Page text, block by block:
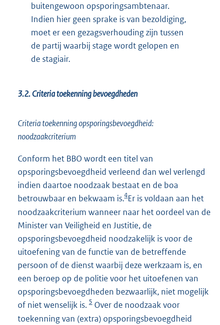
buitengewoon opsporingsambtenaar.
Indien hier geen sprake is van bezoldiging,
moet er een gezagsverhouding zijn tussen
de partij waarbij stage wordt gelopen en
de stagiair.
3.2. Criteria toekenning bevoegdheden
Criteria toekenning opsporingsbevoegdheid:
noodzaakcriterium
Conform het BBO wordt een titel van
opsporingsbevoegdheid verleend dan wel verlengd
indien daartoe noodzaak bestaat en de boa
betrouwbaar en bekwaam is.4Er is voldaan aan het
noodzaakcriterium wanneer naar het oordeel van de
Minister van Veiligheid en Justitie, de
opsporingsbevoegdheid noodzakelijk is voor de
uitoefening van de functie van de betreffende
persoon of de dienst waarbij deze werkzaam is, en
een beroep op de politie voor het uitoefenen van
opsporingsbevoegdheden bezwaarlijk, niet mogelijk
of niet wenselijk is. 5 Over de noodzaak voor
toekenning van (extra) opsporingsbevoegdheid